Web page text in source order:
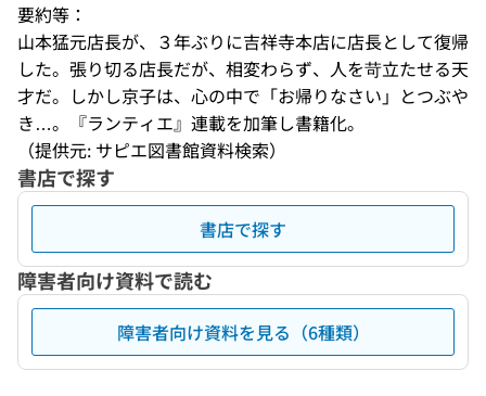
要約等：
山本猛元店長が、３年ぶりに吉祥寺本店に店長として復帰
した。張り切る店長だが、相変わらず、人を苛立たせる天
才だ。しかし京子は、心の中で「お帰りなさい」とつぶや
き…。『ランティエ』連載を加筆し書籍化。
（提供元: サピエ図書館資料検索）
書店で探す
書店で探す
障害者向け資料で読む
障害者向け資料を見る（6種類）